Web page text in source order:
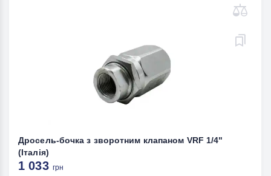
Дросель-бочка з зворотним клапаном VRF 1/4"
(Італія)
1 033 грн